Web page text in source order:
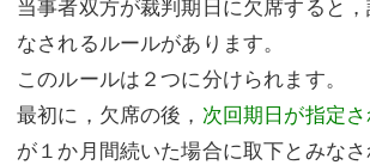
当事者双方が裁判期日に欠席すると
なされるルールがあります。
このルールは２つに分けられます。
最初に，欠席の後， 次回期日が指定
が１か月間続いた場合に取下とみな